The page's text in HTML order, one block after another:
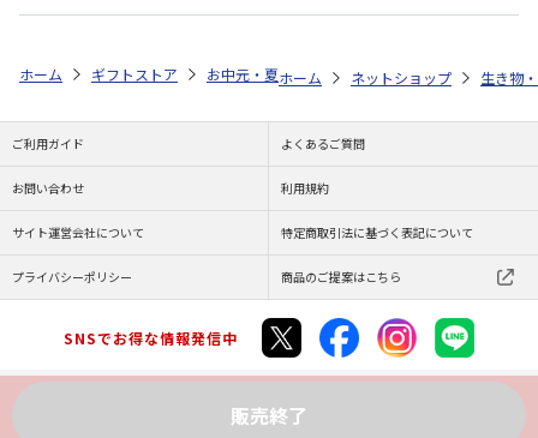
販売終了
ホーム ギフトストア お中元・夏ギフト特集 2026 ゆうゆうギフト
ホーム ネットショップ 生き物
ご利用ガイド よくあるご質問
お問い合わせ 利用規約
サイト運営会社について 特定商取引法に基づく表記について
プライバシーポリシー 商品のご提案はこちら
SNSでお得な情報発信中